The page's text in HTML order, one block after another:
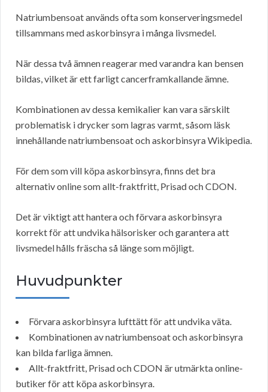
Natriumbensoat används ofta som konserveringsmedel
tillsammans med askorbinsyra i många livsmedel.
När dessa två ämnen reagerar med varandra kan bensen
bildas, vilket är ett farligt cancerframkallande ämne.
Kombinationen av dessa kemikalier kan vara särskilt
problematisk i drycker som lagras varmt, såsom läsk
innehållande natriumbensoat och askorbinsyra Wikipedia.
För dem som vill köpa askorbinsyra, finns det bra
alternativ online som allt-fraktfritt, Prisad och CDON.
Det är viktigt att hantera och förvara askorbinsyra
korrekt för att undvika hälsorisker och garantera att
livsmedel hålls fräscha så länge som möjligt.
Huvudpunkter
Förvara askorbinsyra lufttätt för att undvika väta.
Kombinationen av natriumbensoat och askorbinsyra
kan bilda farliga ämnen.
Allt-fraktfritt, Prisad och CDON är utmärkta online-
butiker för att köpa askorbinsyra.